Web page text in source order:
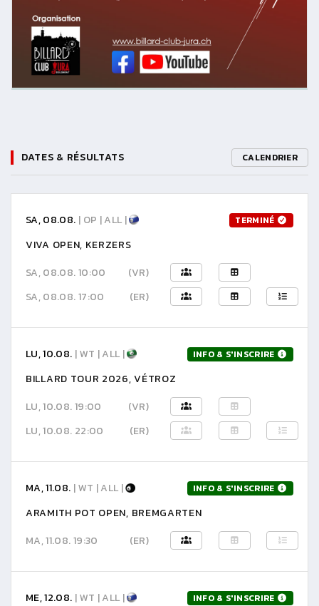
DATES & RÉSULTATS CALENDRIER
SA, 08.08. | OP | ALL | TERMINÉ
VIVA OPEN, KERZERS
SA, 08.08. 10:00
(VR)
SA, 08.08. 17:00
(ER)
LU, 10.08. | WT | ALL | INFO & S'INSCRIRE
BILLARD TOUR 2026, VÉTROZ
LU, 10.08. 19:00
(VR)
LU, 10.08. 22:00
(ER)
MA, 11.08. | WT | ALL | INFO & S'INSCRIRE
ARAMITH POT OPEN, BREMGARTEN
MA, 11.08. 19:30
(ER)
ME, 12.08. | WT | ALL | INFO & S'INSCRIRE